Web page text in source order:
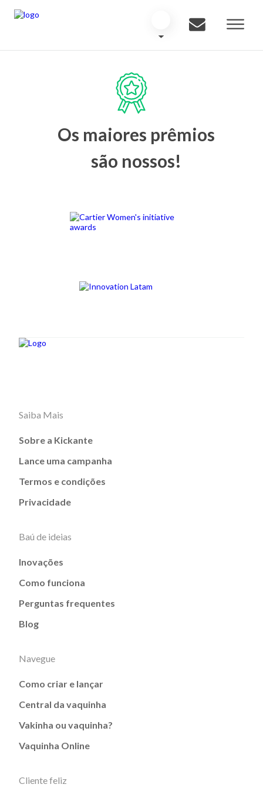
Os maiores prêmios
são nossos!
Saiba Mais
Sobre a Kickante
Lance uma campanha
Termos e condições
Privacidade
Baú de ideias
Inovações
Como funciona
Perguntas frequentes
Blog
Navegue
Como criar e lançar
Central da vaquinha
Vakinha ou vaquinha?
Vaquinha Online
Cliente feliz